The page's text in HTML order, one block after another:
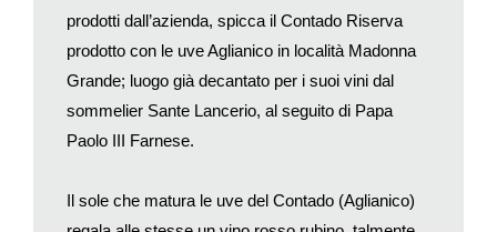
I grandi filosofi greci si lasciarono progressivamente alle spalle
una cultura del bere che oggi definiremmo «dionisiaca»,
ovvero che considerava il vino come una bevanda che
sul quale non ci dilungheremo oltre.
prodotti dall’azienda, spicca il Contado Riserva
prodotto con le uve Aglianico in località Madonna
Grande; luogo già decantato per i suoi vini dal
sommelier Sante Lancerio, al seguito di Papa
Paolo III Farnese.
Il sole che matura le uve del Contado (Aglianico)